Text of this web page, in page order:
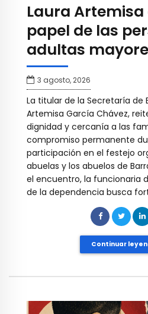
Laura
papel de las
adultas
3 agosto, 2026
La titular de la Secretaría de
Artemisa García Chávez,
dignidad y cercanía a las
compromiso permanente
participación en el festejo
abuelas y los abuelos de
el encuentro, la funcionaria
de la dependencia busca
Continuar